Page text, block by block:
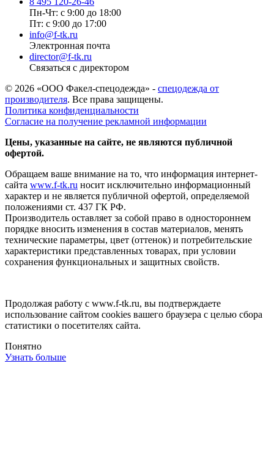
Пн-Чт: с 9:00 до 18:00
Пт: с 9:00 до 17:00
info@f-tk.ru
Электронная почта
director@f-tk.ru
Связаться с директором
© 2026 «ООО Факел-спецодежда» - спецодежда от
производителя. Все права защищены.
Политика конфиденциальности
Согласие на получение рекламной информации
Цены, указанные на сайте, не являются публичной
офертой.
Обращаем ваше внимание на то, что информация интернет-
сайта www.f-tk.ru носит исключительно информационный
характер и не является публичной офертой, определяемой
положениями ст. 437 ГК РФ.
Производитель оставляет за собой право в одностороннем
порядке вносить изменения в состав материалов, менять
технические параметры, цвет (оттенок) и потребительские
характеристики представленных товарах, при условии
сохранения функциональных и защитных свойств.
Продолжая работу с www.f-tk.ru, вы подтверждаете
использование сайтом cookies вашего браузера с целью сбора
статистики о посетителях сайта.
Понятно
Узнать больше